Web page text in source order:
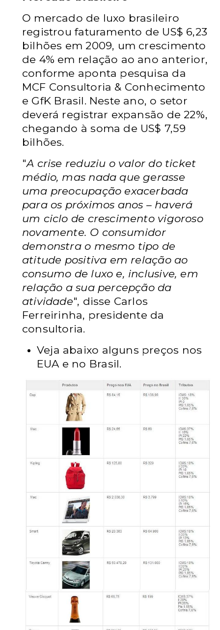
O mercado de luxo brasileiro
registrou faturamento de US$ 6,23
bilhões em 2009, um crescimento
de 4% em relação ao ano anterior,
conforme aponta pesquisa da
MCF Consultoria & Conhecimento
e GfK Brasil. Neste ano, o setor
deverá registrar expansão de 22%,
chegando à soma de US$ 7,59
bilhões.
"A crise reduziu o valor do ticket
médio, mas nada que gerasse
uma preocupação exacerbada
para os próximos anos – haverá
um ciclo de crescimento vigoroso
novamente. O consumidor
demonstra o mesmo tipo de
atitude positiva em relação ao
consumo de luxo e, inclusive, em
relação a sua percepção da
atividade", disse Carlos
Ferreirinha, presidente da
consultoria.
Veja abaixo alguns preços nos
EUA e no Brasil.